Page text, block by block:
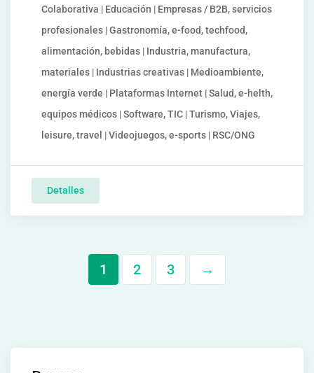
Colaborativa | Educación | Empresas / B2B, servicios
profesionales | Gastronomía, e-food, techfood,
alimentación, bebidas | Industria, manufactura,
materiales | Industrias creativas | Medioambiente,
energía verde | Plataformas Internet | Salud, e-helth,
equipos médicos | Software, TIC | Turismo, Viajes,
leisure, travel | Videojuegos, e-sports | RSC/ONG
Detalles
1 2 3 →